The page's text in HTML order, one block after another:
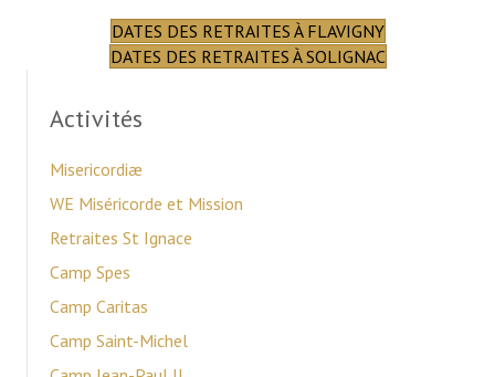
DATES DES RETRAITES À FLAVIGNY
DATES DES RETRAITES À SOLIGNAC
Activités
Misericordiæ
WE Miséricorde et Mission
Retraites St Ignace
Camp Spes
Camp Caritas
Camp Saint-Michel